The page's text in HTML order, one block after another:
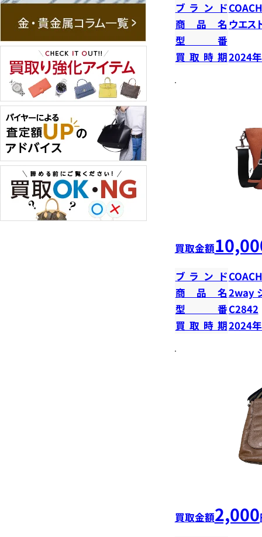
ブランドCOACH
商品名 ウエス
型番
買取時期2024
買取金額
ブランドCOACH
商品名2way
型番C2842
買取時期2024
買取金額2,000